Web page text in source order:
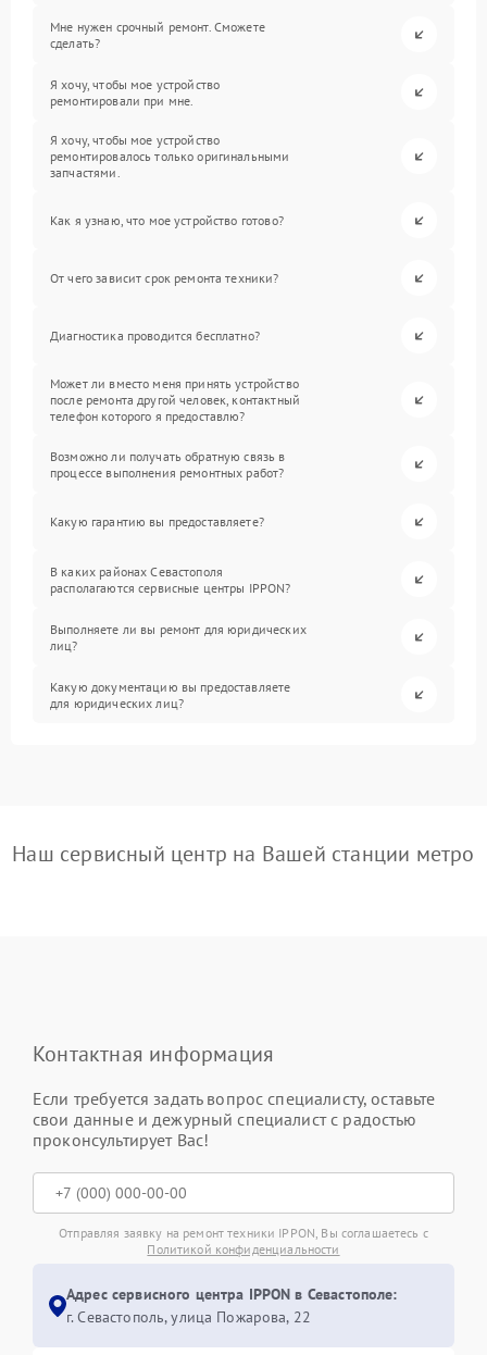
Мне нужен срочный ремонт. Сможете
сделать?
Я хочу, чтобы мое устройство
ремонтировали при мне.
Я хочу, чтобы мое устройство
ремонтировалось только оригинальными
запчастями.
Как я узнаю, что мое устройство готово?
От чего зависит срок ремонта техники?
Диагностика проводится бесплатно?
Может ли вместо меня принять устройство
после ремонта другой человек, контактный
телефон которого я предоставлю?
Возможно ли получать обратную связь в
процессе выполнения ремонтных работ?
Какую гарантию вы предоставляете?
В каких районах Севастополя
располагаются сервисные центры IPPON?
Выполняете ли вы ремонт для юридических
лиц?
Какую документацию вы предоставляете
для юридических лиц?
Наш сервисный центр на Вашей станции метро
Контактная информация
Если требуется задать вопрос специалисту, оставьте
свои данные и дежурный специалист с радостью
проконсультирует Вас!
Отправляя заявку на ремонт техники IPPON, Вы соглашаетесь с
Политикой конфиденциальности
Адрес сервисного центра IPPON в Севастополе:
г. Севастополь, улица Пожарова, 22